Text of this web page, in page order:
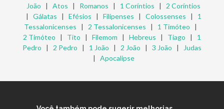
João | Atos | Romanos | 1 Coríntios | 2 Coríntios
| Gálatas | Efésios | Filipenses | Colossenses | 1
Tessalonicenses | 2 Tessalonicenses | 1 Timóteo |
2 Timóteo | Tito | Filemom | Hebreus | Tiago | 1
Pedro | 2 Pedro | 1 João | 2 João | 3 João |
Judas
| Apocalipse